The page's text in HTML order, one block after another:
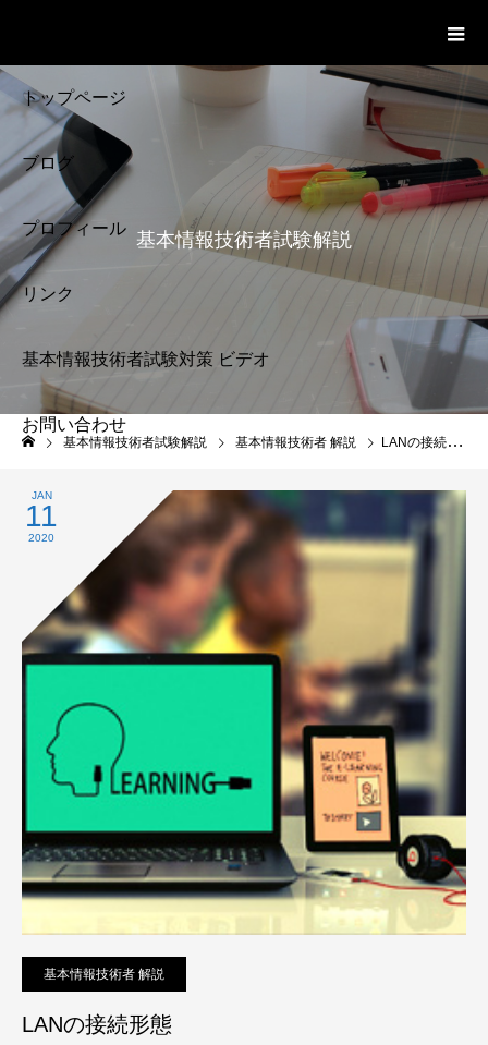
トップページ
ブログ
プロフィール
リンク
基本情報技術者試験対策 ビデオ
お問い合わせ
プライバシーポリシー
基本情報技術者試験
解説
基本情報技術者試験解説
基本情報技術者試験解説 基本情報技術者 解説 LANの接続形態
JAN
11
2020
基本情報技術者 解説
LANの接続形態